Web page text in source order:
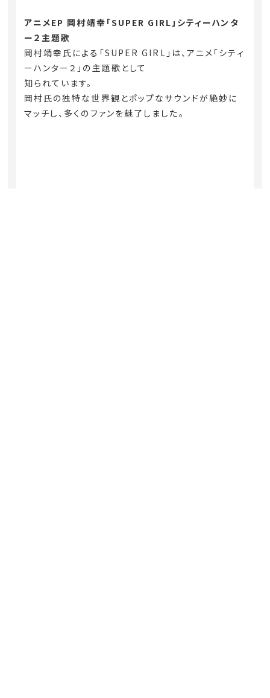
アニメEP 岡村靖幸「SUPER GIRL」シティーハンタ
ー２主題歌
岡村靖幸氏による「SUPER GIRL」は、アニメ「シティ
ーハンター２」の主題歌として
知られています。
岡村氏の独特な世界観とポップなサウンドが絶妙に
マッチし、多くのファンを魅了しました。